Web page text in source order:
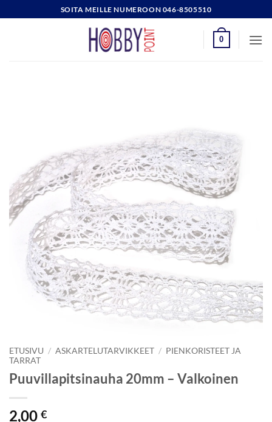
to
SOITA MEILLE NUMEROON 046-8505510
0
ETUSIVU / ASKARTELUTARVIKKEET / PIENKORISTEET JA
TARRAT
Puuvillapitsinauha 20mm – Valkoinen
2,00 €